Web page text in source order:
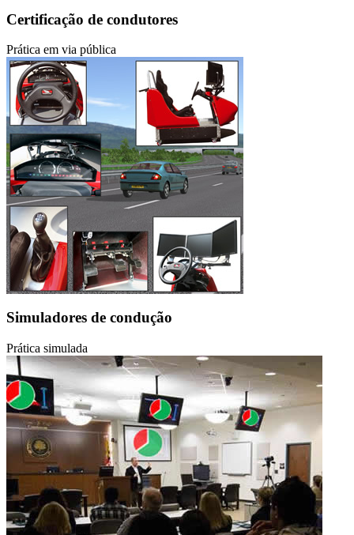
Certificação de condutores
Prática em via pública
Simuladores de condução
Prática simulada